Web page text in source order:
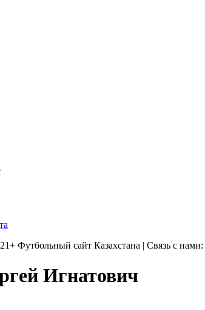
Футбольный сайт Казахстана | Связь с нами:
Игнатович